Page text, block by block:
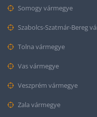
Somogy vármegye
Szabolcs-Szatmár-Bereg
Tolna vármegye
Vas vármegye
Veszprém vármegye
Zala vármegye